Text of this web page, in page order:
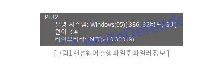
[그림1 랜섬웨어 실행 파일 컴파일러 정보 ]